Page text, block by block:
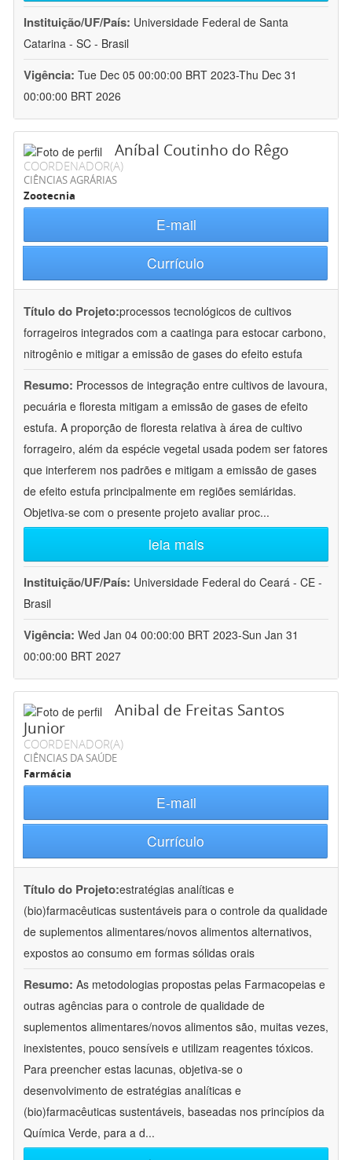
Instituição/UF/País: Universidade Federal de Santa
Catarina - SC - Brasil
Vigência: Tue Dec 05 00:00:00 BRT 2023-Thu Dec 31
00:00:00 BRT 2026
Aníbal Coutinho do Rêgo
COORDENADOR(A)
CIÊNCIAS AGRÁRIAS
Zootecnia
E-mail
Currículo
Título do Projeto:processos tecnológicos de cultivos
forrageiros integrados com a caatinga para estocar carbono,
nitrogênio e mitigar a emissão de gases do efeito estufa
Resumo: Processos de integração entre cultivos de lavoura,
pecuária e floresta mitigam a emissão de gases de efeito
estufa. A proporção de floresta relativa à área de cultivo
forrageiro, além da espécie vegetal usada podem ser fatores
que interferem nos padrões e mitigam a emissão de gases
de efeito estufa principalmente em regiões semiáridas.
Objetiva-se com o presente projeto avaliar proc...
leia mais
Instituição/UF/País: Universidade Federal do Ceará - CE -
Brasil
Vigência: Wed Jan 04 00:00:00 BRT 2023-Sun Jan 31
00:00:00 BRT 2027
Anibal de Freitas Santos
Junior
COORDENADOR(A)
CIÊNCIAS DA SAÚDE
Farmácia
E-mail
Currículo
Título do Projeto:estratégias analíticas e
(bio)farmacêuticas sustentáveis para o controle da qualidade
de suplementos alimentares/novos alimentos alternativos,
expostos ao consumo em formas sólidas orais
Resumo: As metodologias propostas pelas Farmacopeias e
outras agências para o controle de qualidade de
suplementos alimentares/novos alimentos são, muitas vezes,
inexistentes, pouco sensíveis e utilizam reagentes tóxicos.
Para preencher estas lacunas, objetiva-se o
desenvolvimento de estratégias analíticas e
(bio)farmacêuticas sustentáveis, baseadas nos princípios da
Química Verde, para a d...